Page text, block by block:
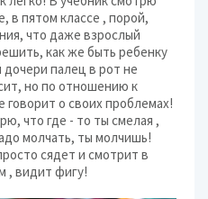
в пятом классе , порой,
что даже взрослый
как же быть ребенку
палец в рот не
но по отношению к
о своих проблемах!
что где - то ты смелая ,
молчать, ты молчишь!
сядет и смотрит в
, видит фигу!